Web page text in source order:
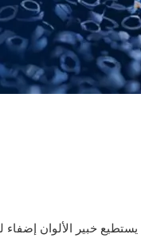
يستطيع خبير الألوان